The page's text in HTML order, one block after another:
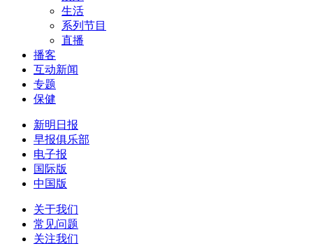
生活
系列节目
直播
播客
互动新闻
专题
保健
新明日报
早报俱乐部
电子报
国际版
中国版
关于我们
常见问题
关注我们